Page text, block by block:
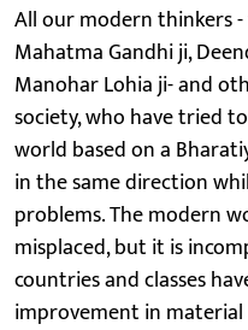
All our modern thinkers
Mahatma Gandhi ji,
Manohar Lohia ji- and
society, who have tried
world based on a
in the same direction
problems. The modern
misplaced, but it is
countries and classes
improvement in